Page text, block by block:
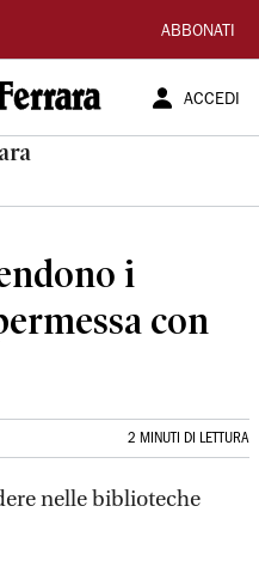
ABBONATI
ACCEDI
i
con
2 MINUTI DI LETTURA
nelle biblioteche